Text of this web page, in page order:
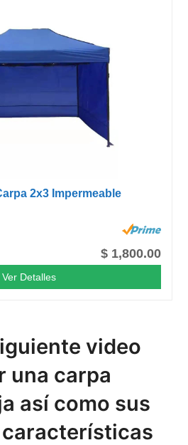
2x3 Impermeable
$ 1,800.00
Ver Detalles
video
una carpa
así como sus